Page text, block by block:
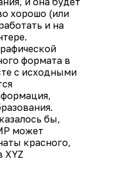
хорошо (или
и на
формата в
с исходными
бы,
может
красного,
XYZ